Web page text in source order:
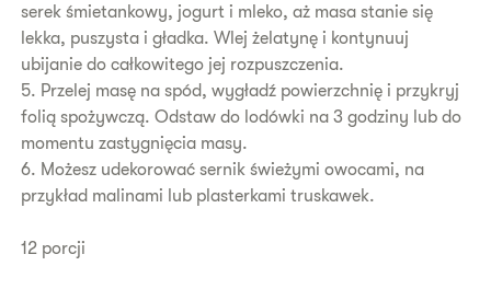
serek śmietankowy, jogurt i mleko, aż masa stanie się
lekka, puszysta i gładka. Wlej żelatynę i kontynuuj
ubijanie do całkowitego jej rozpuszczenia.
5. Przelej masę na spód, wygładź powierzchnię i przykryj
folią spożywczą. Odstaw do lodówki na 3 godziny lub do
momentu zastygnięcia masy.
6. Możesz udekorować sernik świeżymi owocami, na
przykład malinami lub plasterkami truskawek.
12 porcji